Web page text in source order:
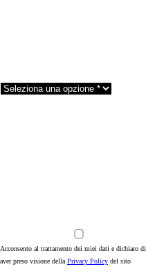
Acconsento al trattamento dei miei dati e dichiaro di
aver preso visione della Privacy Policy del sito